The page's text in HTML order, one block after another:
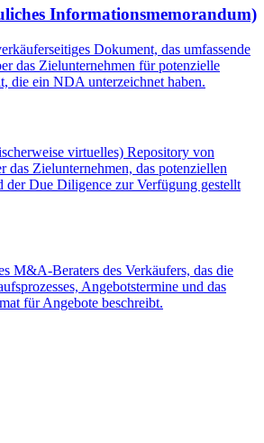
Informationsmemorandum)
Dokument, das umfassende
das Zielunternehmen für potenzielle
die ein NDA unterzeichnet haben.
virtuelles) Repository von
das Zielunternehmen, das potenziellen
der Due Diligence zur Verfügung gestellt
M&A-Beraters des Verkäufers, das die
Angebotstermine und das
für Angebote beschreibt.